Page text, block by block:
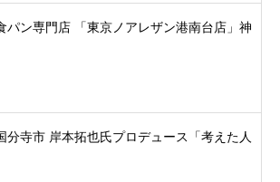
パン専門店 「東京ノアレザン港南台店」神
分寺市 岸本拓也氏プロデュース「考えた人